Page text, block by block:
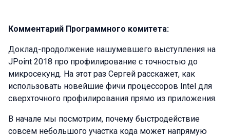
Комментарий Программного комитета:
Доклад-продолжение нашумевшего выступления на
JPoint 2018 про профилирование с точностью до
микросекунд. На этот раз Сергей расскажет, как
использовать новейшие фичи процессоров Intel для
сверхточного профилирования прямо из приложения.
В начале мы посмотрим, почему быстродействие
совсем небольшого участка кода может напрямую